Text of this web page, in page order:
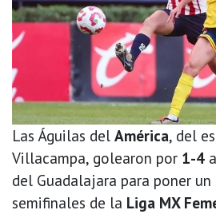
Las Águilas del América, del
Villacampa, golearon por 1-4
del Guadalajara para poner un
semifinales de la Liga MX